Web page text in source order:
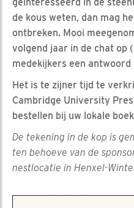
de kous weten, dan mag
ontbreken. Mooi
volgend jaar in de chat op
medekijkers een antwoord
Het is te zijner tijd te
Cambridge University
bestellen bij uw lokale
De tekening in de kop is
ten behoeve van de
nestlocatie in Henxel-